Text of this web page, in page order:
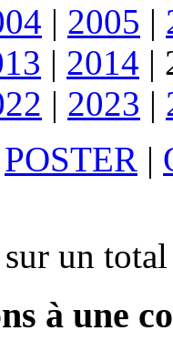
| 2005 |
| 2014 |
| 2023 |
POSTER |
un
à une